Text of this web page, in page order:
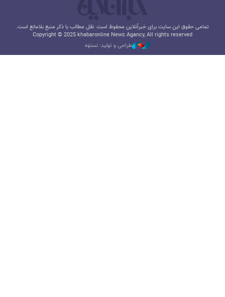
تمامی حقوق این سایت برای خبرآنلاین محفوظ است. نقل مطالب با ذکر منبع بلامانع است.
Copyright © 2025 khabaronline News Agancy, All rights reserved
طراحی و تولید: نستوه